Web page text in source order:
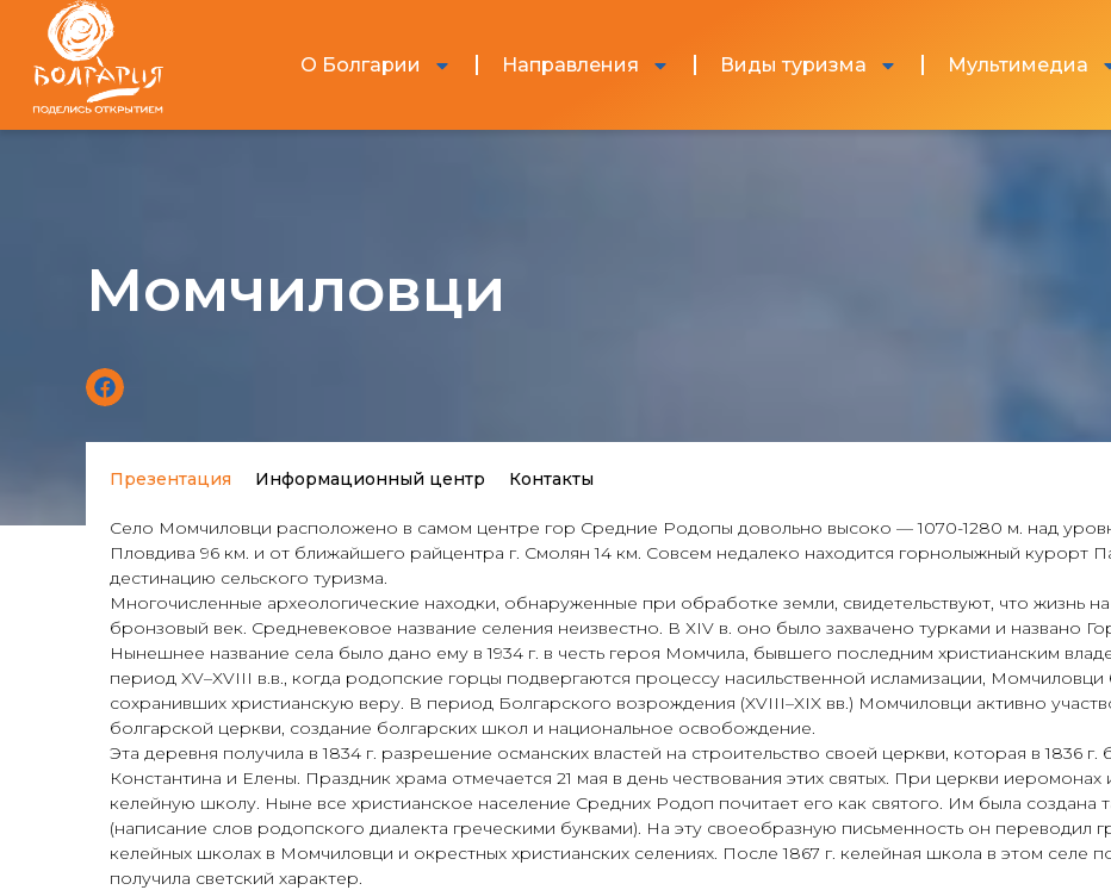
О Болгарии Направления Виды туризма Мультимедиа
Момчиловци
Презентация Информационный центр Контакты
Село Момчиловци расположено в самом центре гор Средние Родопы довольно высоко — 1070-1280 м. над
Пловдива 96 км. и от ближайшего райцентра г. Смолян 14 км. Совсем недалеко находится горнолыжный курорт
дестинацию сельского туризма.
Многочисленные археологические находки, обнаруженные при обработке земли, свидетельствуют, что жизнь
бронзовый век. Средневековое название селения неизвестно. В ХІV в. оно было захвачено турками и названо
Нынешнее название села было дано ему в 1934 г. в честь героя Момчила, бывшего последним христианским
период XV–XVIII в.в., когда родопские горцы подвергаются процессу насильственной исламизации,
сохранивших христианскую веру. В период Болгарского возрождения (XVIII–XIX вв.) Момчиловци активно
болгарской церкви, создание болгарских школ и национальное освобождение.
Эта деревня получила в 1834 г. разрешение османских властей на строительство своей церкви, которая в 1836 г.
Константина и Елены. Праздник храма отмечается 21 мая в день чествования этих святых. При церкви
келейную школу. Ныне все христианское население Средних Родоп почитает его как святого. Им была создана
(написание слов родопского диалекта греческими буквами). На эту своеобразную письменность он переводил
келейных школах в Момчиловци и окрестных христианских селениях. После 1867 г. келейная школа в этом селе
получила светский характер.